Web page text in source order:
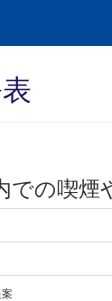
での喫